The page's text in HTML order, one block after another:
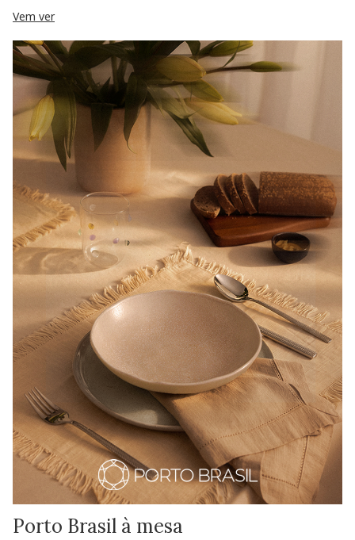
Vem ver
Porto Brasil à mesa